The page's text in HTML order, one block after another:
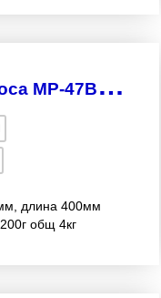
М
олибден-рениевая полоса МР-47ВП 0, 15, ширина 40 мм, длина 400мм Пакеты с паспортами 2100г , 700г, 1200г общ 4кг
длина 400мм
общ 4кг